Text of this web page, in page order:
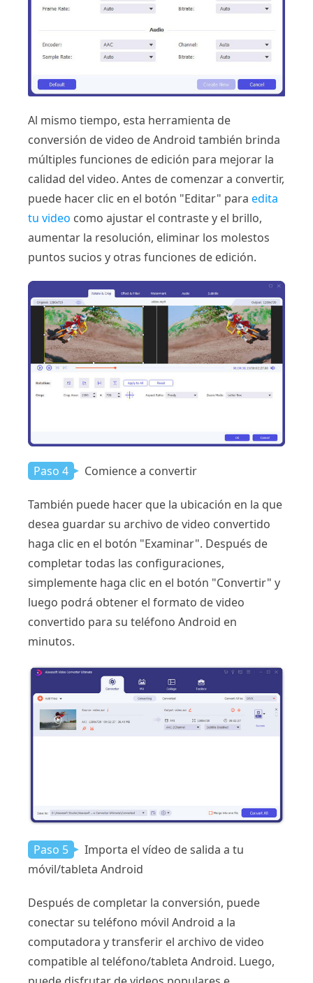
Al mismo tiempo, esta herramienta de
conversión de video de Android también brinda
múltiples funciones de edición para mejorar la
calidad del video. Antes de comenzar a convertir,
puede hacer clic en el botón "Editar" para edita
tu video como ajustar el contraste y el brillo,
aumentar la resolución, eliminar los molestos
puntos sucios y otras funciones de edición.
Paso 4 Comience a convertir
También puede hacer que la ubicación en la que
desea guardar su archivo de video convertido
haga clic en el botón "Examinar". Después de
completar todas las configuraciones,
simplemente haga clic en el botón "Convertir" y
luego podrá obtener el formato de video
convertido para su teléfono Android en
minutos.
Paso 5
Importa el vídeo de salida a tu
móvil/tableta Android
Después de completar la conversión, puede
conectar su teléfono móvil Android a la
computadora y transferir el archivo de video
compatible al teléfono/tableta Android. Luego,